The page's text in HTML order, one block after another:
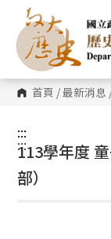
主
要
內
區
塊 首頁 /最新消息
:::
:::
113學年度
部）